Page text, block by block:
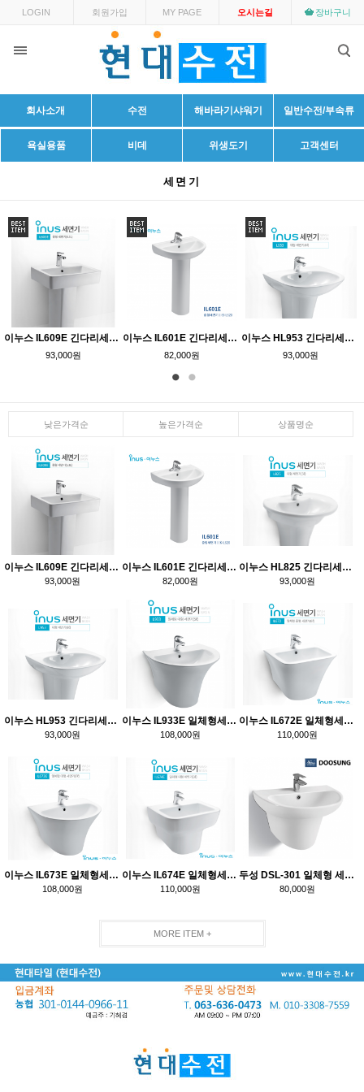
LOGIN 회원가입 MY PAGE 오시는길 장바구니
회사소개 수전 해바라기샤워기 일반수전/부속류
욕실용품 비데 위생도기 고객센터
세면기
이누스 IL609E 긴다리세면기
93,000원
이누스 IL601E 긴다리세면기
82,000원
이누스 HL953 긴다리세면기
93,000원
낮은가격순 높은가격순 상품명순
이누스 IL609E 긴다리세면기
93,000원
이누스 IL601E 긴다리세면기
82,000원
이누스 HL825 긴다리세면기
93,000원
이누스 HL953 긴다리세면기
93,000원
이누스 IL933E 일체형세면기
108,000원
이누스 IL672E 일체형세면기
110,000원
이누스 IL673E 일체형세면기
108,000원
이누스 IL674E 일체형세면기
110,000원
두성 DSL-301 일체형 세면기
80,000원
MORE ITEM +